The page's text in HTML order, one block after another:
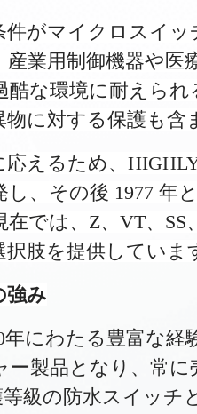
件がマイクロスイ
産業用制御機器や医
酷な環境に耐えら
に対する保護も含
応えるため、
し、その後 1977 年
在では、Z、VT、
肢を提供していま
強み
年にわたる豊富な
ー製品となり、常
等級の防水スイッチ